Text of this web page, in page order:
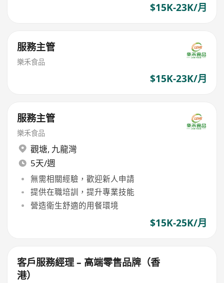
$15K-23K/月
服務主管
樂禾食品
$15K-23K/月
服務主管
樂禾食品
觀塘, 九龍灣
5天/週
無需相關經驗，歡迎新人申請
提供在職培訓，提升專業技能
營造衛生舒適的用餐環境
$15K-25K/月
客戶服務經理 – 高端零售品牌（香
港）